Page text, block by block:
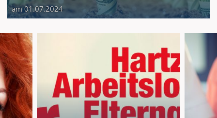
am 01.07.2024